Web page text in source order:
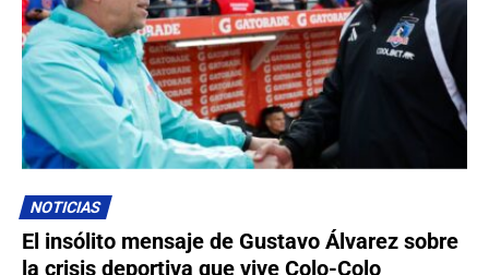
NOTICIAS
El insólito mensaje de Gustavo Álvarez sobre
la crisis deportiva que vive Colo-Colo